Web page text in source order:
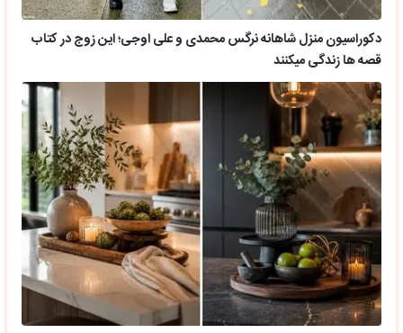
دکوراسیون منزل شاهانه نرگس محمدی و علی اوجی؛ این زوج در کتاب
قصه ها زندگی میکنند